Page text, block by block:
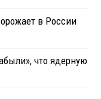
в России
что ядерную